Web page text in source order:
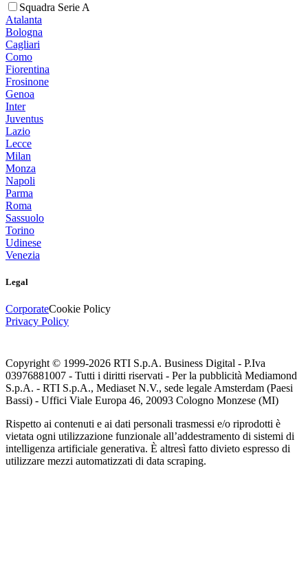
Squadra Serie A
Atalanta
Bologna
Cagliari
Como
Fiorentina
Frosinone
Genoa
Inter
Juventus
Lazio
Lecce
Milan
Monza
Napoli
Parma
Roma
Sassuolo
Torino
Udinese
Venezia
Legal
CorporateCookie Policy
Privacy Policy
Copyright © 1999-2026 RTI S.p.A. Business Digital - P.Iva
03976881007 - Tutti i diritti riservati - Per la pubblicità Mediamond
S.p.A. - RTI S.p.A., Mediaset N.V., sede legale Amsterdam (Paesi
Bassi) - Uffici Viale Europa 46, 20093 Cologno Monzese (MI)
Rispetto ai contenuti e ai dati personali trasmessi e/o riprodotti è
vietata ogni utilizzazione funzionale all’addestramento di sistemi di
intelligenza artificiale generativa. È altresì fatto divieto espresso di
utilizzare mezzi automatizzati di data scraping.